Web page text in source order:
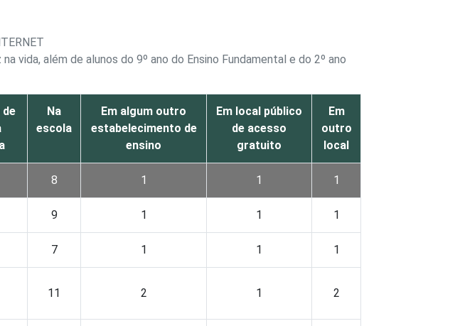
vida, além de alunos do 9º ano do Ensino Fundamental e do 2º ano
de
Na
escola
Em algum outro
estabelecimento de
ensino
Em local público
de acesso
gratuito
Em
outro
local
8 1 1 1
9 1 1 1
7 1 1 1
11 2 1 2